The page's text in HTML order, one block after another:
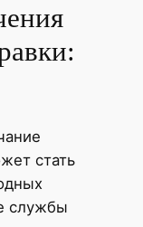
стать
службы